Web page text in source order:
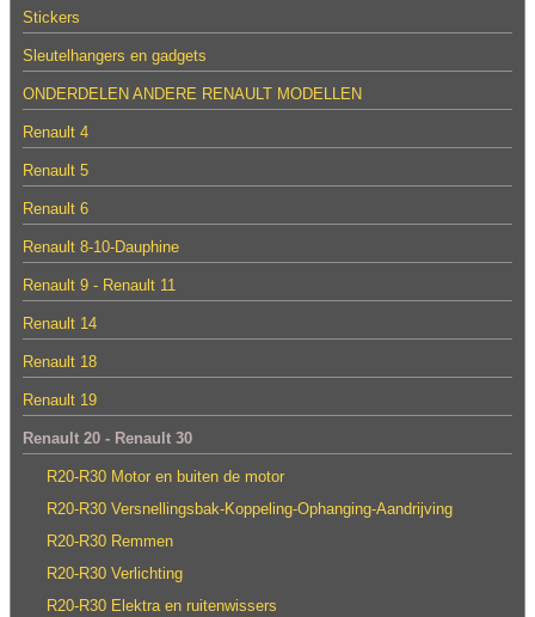
Stickers
Sleutelhangers en gadgets
ONDERDELEN ANDERE RENAULT MODELLEN
Renault 4
Renault 5
Renault 6
Renault 8-10-Dauphine
Renault 9 - Renault 11
Renault 14
Renault 18
Renault 19
Renault 20 - Renault 30
R20-R30 Motor en buiten de motor
R20-R30 Versnellingsbak-Koppeling-Ophanging-Aandrijving
R20-R30 Remmen
R20-R30 Verlichting
R20-R30 Elektra en ruitenwissers